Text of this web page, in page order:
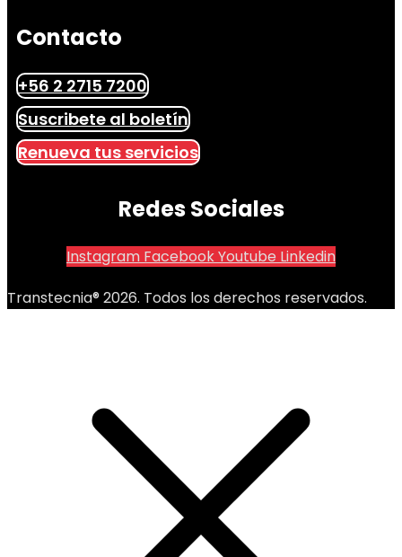
Contacto
+56 2 2715 7200
Suscribete al boletín
Renueva tus servicios
Redes Sociales
Instagram FacebookYoutube Linkedin
Transtecnia® 2026. Todos los derechos reservados.